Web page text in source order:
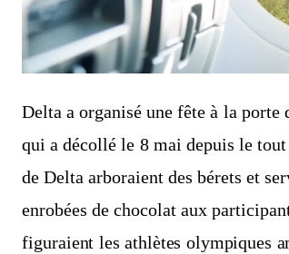
Delta a organisé une fête à la
qui a décollé le 8 mai depuis le
de Delta arboraient des bérets et
enrobées de chocolat aux
figuraient les athlètes olympiques